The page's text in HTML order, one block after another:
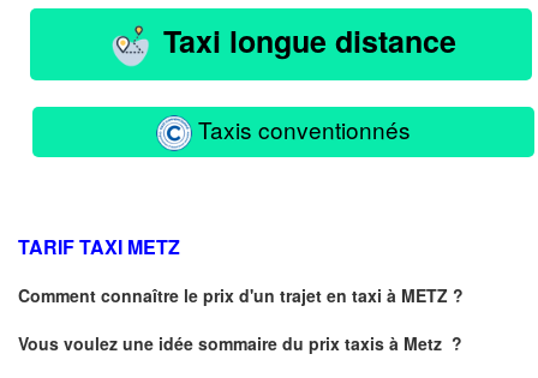
Taxi longue distance
Taxis conventionnés
TARIF TAXI METZ
Comment connaître le prix d'un trajet en taxi à METZ ?
Vous voulez une idée sommaire du prix taxis à Metz ?